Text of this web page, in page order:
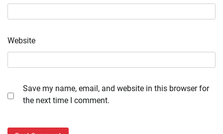
Website
Save my name, email, and website in this browser for
the next time I comment.